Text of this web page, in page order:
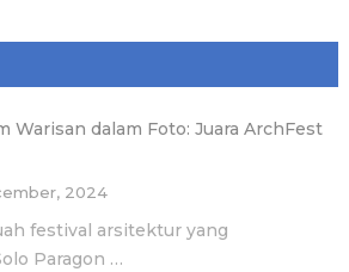
Warisan dalam Foto: Juara ArchFest
2024
festival arsitektur yang
Paragon …